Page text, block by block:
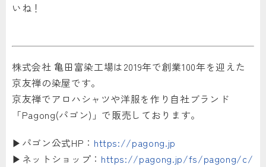
いね！
株式会社 亀田富染工場は2019年で創業100年を迎えた
京友禅の染屋です。
京友禅でアロハシャツや洋服を作り自社ブランド
「Pagong(パゴン)」で販売しております。
▶︎パゴン公式HP： https://pagong.jp
▶︎ネットショップ： https://pagong.jp/fs/pagong/c/